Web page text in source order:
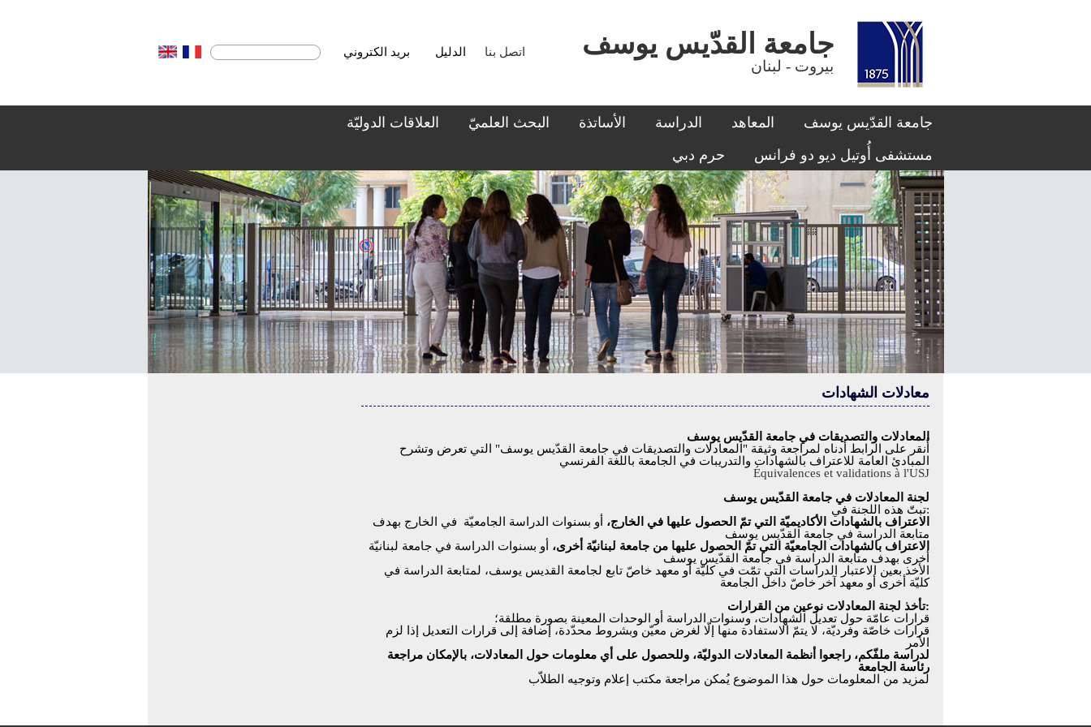
بريد الكتروني الدليل اتصل بنا
جامعة القدّيس يوسف المعاهد الدراسة الأساتذة البحث العلميّ
العلاقات الدوليّة
مستشفى أُوتيل ديو دو فرانس
حرم دبي
معادلات الشهادات
المعادلات والتصديقات في جامعة القدّيس يوسف
أُنقر على الرابط أدناه لمراجعة وثيقة "المعادلات والتصديقات في جامعة القدّيس يوسف" التي تعرض وتشرح
المبادئ العامة للاعتراف بالشهادات والتدريبات في الجامعة باللغة الفرنسي
Équivalences et validations à l'USJ
لجنة المعادلات في جامعة القدّيس يوسف
تبتّ هذه اللجنة في:
الاعتراف بالشهادات الأكاديميّة التي تمّ الحصول عليها في الخارج، أو بسنوات الدراسة الجامعيّة
في الخارج بهدف
متابعة الدراسة في جامعة القدّيس يوسف
الاعتراف بالشهادات الجامعيّة التي تمّ الحصول عليها من جامعة لبنانيّة أخرى، أو بسنوات الدراسة في جامعة لبنانيّة
أخرى بهدف متابعة الدراسة في جامعة القدّيس يوسف
الأخذ بعين الاعتبار الدراسات التي تمّت في كليّة أو معهد خاصّ تابع لجامعة القديس يوسف، لمتابعة الدراسة في
كليّة أخرى أو معهد آخر خاصّ داخل الجامعة
تأخذ لجنة المعادلات نوعين من القرارات:
قرارات عامّة حول تعديل الشهادات، وسنوات الدراسة أو الوحدات المعينة بصورة مطلقة؛
قرارات خاصّة وفرديّة، لا يتمّ الاستفادة منها إلّا لغرض معيّن وبشروط محدّدة، إضافة إلى قرارات التعديل إذا لزم
الأمر
لدراسة ملفّكم، راجعوا أنظمة المعادلات الدوليّة، وللحصول على أي معلومات حول المعادلات، بالإمكان مراجعة
رئاسة الجامعة
لمزيد من المعلومات حول هذا الموضوع يُمكن مراجعة مكتب إعلام وتوجيه الطلاّب